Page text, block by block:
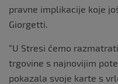
pravne implikacije koje
Giorgetti.
“U Stresi ćemo
trgovine s najnovijim
pokazala svoje karte s